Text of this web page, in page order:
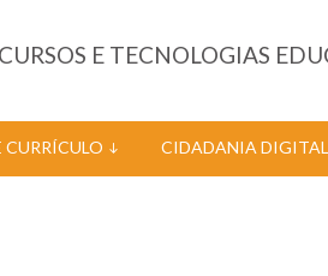
E TECNOLOGIAS
CURRÍCULO CIDADANIA DIGITAL